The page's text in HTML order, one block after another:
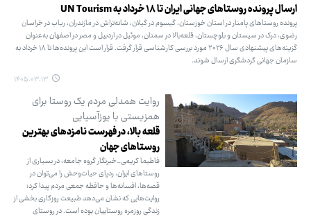
ارسال پرونده روستاهای جهانی ایران تا ۱۸ خرداد به UN Tourism
پرونده روستاهای پامنار در استان خوزستان، گیسوم در گیلان، شانه‌تراش در مازندران، رباب در خراسان
رضوی، درک در سیستان و بلوچستان، قلعه‌بالا در سمنان، موئیل در اردبیل و مصر در اصفهان به‌عنوان
گزینه‌های پیشنهادی سال ۲۰۲۶ مورد بررسی کارشناسی قرار گرفت. قرار است این پرونده‌ها تا ۱۸ خرداد به
سازمان جهانی گردشگری ارسال شوند.
۱۴۰۵.۰۳.۱۳
روایت همدلی مردم یک روستا برای
همزیستی با یوزآسیایی
قلعه بالا، در فهرست نامزدهای بهترین
روستاهای جهان
فاطیما کریمی_خبرنگار گروه جامعه: در بسیاری از
روستاهای ایران، ردپای حیات‌وحش را می‌توان در
قصه‌ها، افسانه‌ها و حافظه جمعی مردم پیدا کرد؛
روایت‌هایی که نشان می‌دهد طبیعت روزگاری بخشی از
زندگی روزمره روستاییان بوده است. در روستای